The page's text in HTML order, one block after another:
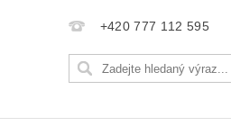
+420 777 112 595